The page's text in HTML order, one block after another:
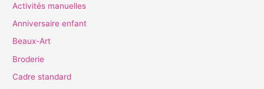
Activités manuelles
Anniversaire enfant
Beaux-Art
Broderie
Cadre standard